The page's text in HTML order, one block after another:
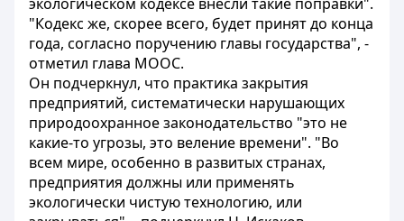
"Кодекс же, скорее всего, будет принят до конца
года, согласно поручению главы государства", -
отметил глава МООС.
Он подчеркнул, что практика закрытия
предприятий, систематически нарушающих
природоохранное законодательство "это не
какие-то угрозы, это веление времени". "Во
всем мире, особенно в развитых странах,
предприятия должны или применять
экологически чистую технологию, или